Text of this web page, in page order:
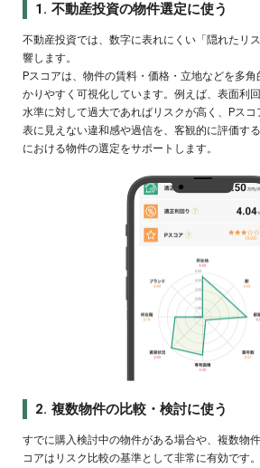
1. 不動産投資の物件選定に使う
不動産投資では、数字に表れにくい「隠れたリ
響します。
Pスコアは、物件の賃料・価格・立地などを多
かりやすく可視化しています。例えば、表面利
水準に対して過大であればリスクが高く、Pスコ
表に見えない違和感や過信を、客観的に評価す
における物件の選定をサポートします。
2. 複数物件の比較・検討に使う
すでに購入検討中の物件がある場合や、複数物
コアはリスク比較の基準として非常に有効です。